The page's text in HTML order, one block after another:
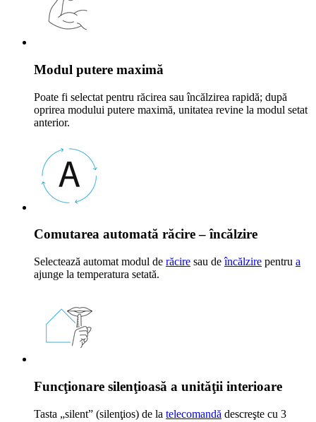
Modul putere maximă
Poate fi selectat pentru răcirea sau încălzirea rapidă; după
oprirea modului putere maximă, unitatea revine la modul setat
anterior.
Comutarea automată răcire – încălzire
Selectează automat modul de răcire sau deîncălzire pentru a
ajunge la temperatura setată.
Funcţionare silenţioasă a unităţii interioare
Tasta „silent” (silenţios) de la telecomandă descreşte cu 3